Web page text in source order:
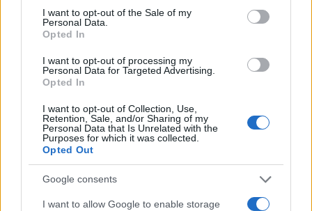
consent section.
I want to opt-out of the Sale of my
Personal Data.
Opted In
I want to opt-out of processing my
Personal Data for Targeted Advertising.
Opted In
I want to opt-out of Collection, Use,
Retention, Sale, and/or Sharing of my
Personal Data that Is Unrelated with the
Purposes for which it was collected.
Opted Out
Google consents
I want to allow Google to enable storage
Miami-ban dőlhet el az iráni
háború sorsa?
2026. május 10.